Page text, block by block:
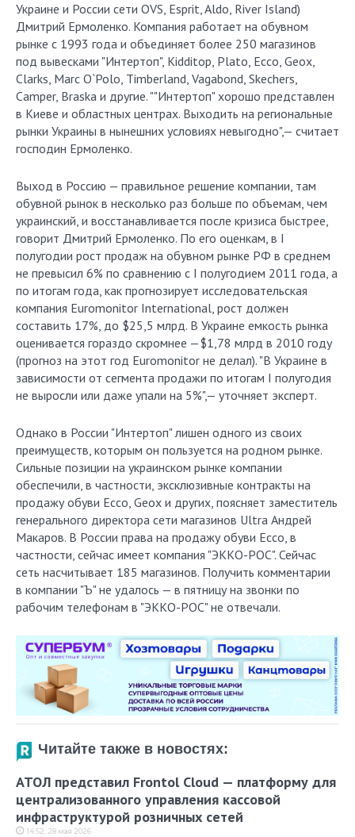
Украине и России сети OVS, Esprit, Aldo, River Island)
Дмитрий Ермоленко. Компания работает на обувном
рынке с 1993 года и объединяет более 250 магазинов
под вывесками "Интертоп", Kidditop, Plato, Ecco, Geox,
Clarks, Marc O`Polo, Timberland, Vagabond, Skechers,
Camper, Braska и другие. ""Интертоп" хорошо представлен
в Киеве и областных центрах. Выходить на региональные
рынки Украины в нынешних условиях невыгодно",— считает
господин Ермоленко.
Выход в Россию — правильное решение компании, там
обувной рынок в несколько раз больше по объемам, чем
украинский, и восстанавливается после кризиса быстрее,
говорит Дмитрий Ермоленко. По его оценкам, в I
полугодии рост продаж на обувном рынке РФ в среднем
не превысил 6% по сравнению с I полугодием 2011 года, а
по итогам года, как прогнозирует исследовательская
компания Euromonitor International, рост должен
составить 17%, до $25,5 млрд. В Украине емкость рынка
оценивается гораздо скромнее —$1,78 млрд в 2010 году
(прогноз на этот год Euromonitor не делал). "В Украине в
зависимости от сегмента продажи по итогам I полугодия
не выросли или даже упали на 5%",— уточняет эксперт.
Однако в России "Интертоп" лишен одного из своих
преимуществ, которым он пользуется на родном рынке.
Сильные позиции на украинском рынке компании
обеспечили, в частности, эксклюзивные контракты на
продажу обуви Ecco, Geox и других, поясняет заместитель
генерального директора сети магазинов Ultra Андрей
Макаров. В России права на продажу обуви Ecco, в
частности, сейчас имеет компания "ЭККО-РОС". Сейчас
сеть насчитывает 185 магазинов. Получить комментарии
в компании "Ъ" не удалось — в пятницу на звонки по
рабочим телефонам в "ЭККО-РОС" не отвечали.
Читайте также в новостях:
АТОЛ представил Frontol Cloud — платформу для
централизованного управления кассовой
инфраструктурой розничных сетей
14:52, 28 мая 2026